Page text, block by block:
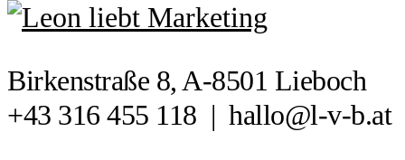
Birkenstraße 8, A-8501 Lieboch
+43 316 455 118 | hallo@l-v-b.at